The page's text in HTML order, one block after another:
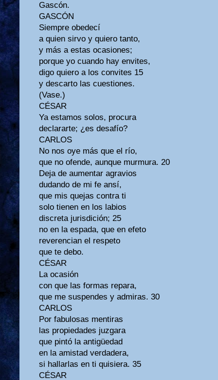
Gascón.
GASCÓN
Siempre obedecí
a quien sirvo y quiero tanto,
y más a estas ocasiones;
porque yo cuando hay envites,
digo quiero a los convites 15
y descarto las cuestiones.
(Vase.)
CÉSAR
Ya estamos solos, procura
declararte; ¿es desafío?
CARLOS
No nos oye más que el río,
que no ofende, aunque murmura. 20
Deja de aumentar agravios
dudando de mi fe ansí,
que mis quejas contra ti
solo tienen en los labios
discreta jurisdición; 25
no en la espada, que en efeto
reverencian el respeto
que te debo.
CÉSAR
La ocasión
con que las formas repara,
que me suspendes y admiras. 30
CARLOS
Por fabulosas mentiras
las propiedades juzgara
que pintó la antigüedad
en la amistad verdadera,
si hallarlas en ti quisiera. 35
CÉSAR